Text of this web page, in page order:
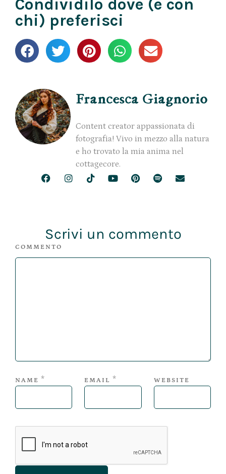
Condividilo dove (e con
chi) preferisci
Francesca Giagnorio
Content creator appassionata di
fotografia! Vivo in mezzo alla natura
e ho trovato la mia anima nel
cottagecore.
Scrivi un commento
COMMENTO
NAME * EMAIL * WEBSITE